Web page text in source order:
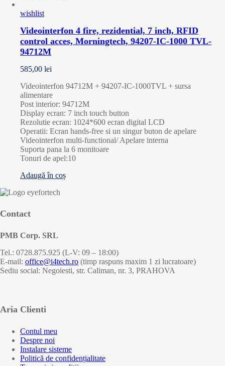
wishlist
Videointerfon 4 fire, rezidential, 7 inch, RFID
control acces, Morningtech, 94207-IC-1000 TVL-
94712M
585,00 lei
Videointerfon 94712M + 94207-IC-1000TVL + sursa
alimentare
Post interior: 94712M
Display ecran: 7 inch touch button
Rezolutie ecran: 1024*600 ecran digital LCD
Operatii: Ecran hands-free si un singur buton de apelare
Videointerfon multi-functional/ Apelare interna
Suporta pana la 6 monitoare
Tonuri de apel:10
Adaugă în coș
Contact
PMB Corp. SRL
Tel.: 0728.875.925 (L-V: 09 – 18:00)
E-mail: office@i4tech.ro (timp raspuns maxim 1 zi lucratoare)
Sediu social: Negoiesti, str. Caliman, nr. 3, PRAHOVA
Aria Clienti
Contul meu
Despre noi
Instalare sisteme
Politică de confidențialitate